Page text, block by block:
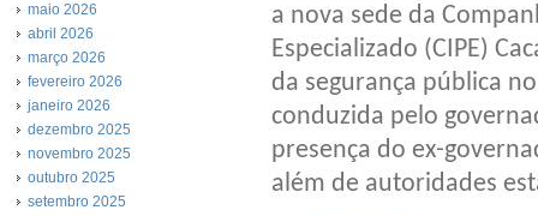
maio 2026
abril 2026
março 2026
fevereiro 2026
janeiro 2026
dezembro 2025
novembro 2025
outubro 2025
setembro 2025
a nova sede da
Especializado (CIPE)
da segurança pública
conduzida pelo
presença do ex-
além de autoridades